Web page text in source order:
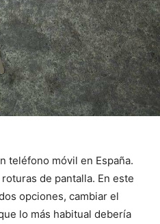
teléfono móvil en España.
de pantalla. En este
opciones, cambiar el
lo más habitual debería